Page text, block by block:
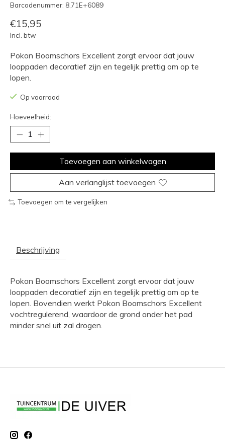
Barcodenummer: 8,71E+6089
€15,95
Incl. btw
Pokon Boomschors Excellent zorgt ervoor dat jouw
looppaden decoratief zijn en tegelijk prettig om op te
lopen.
Op voorraad
Hoeveelheid:
Toevoegen aan winkelwagen
Aan verlanglijst toevoegen
Toevoegen om te vergelijken
Beschrijving
Pokon Boomschors Excellent zorgt ervoor dat jouw
looppaden decoratief zijn en tegelijk prettig om op te
lopen. Bovendien werkt Pokon Boomschors Excellent
vochtregulerend, waardoor de grond onder het pad
minder snel uit zal drogen.